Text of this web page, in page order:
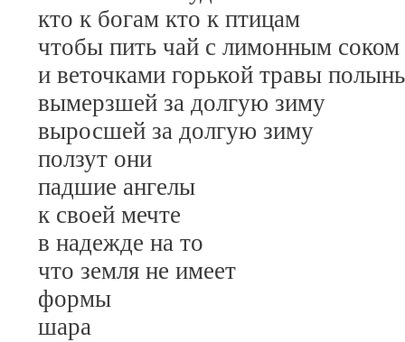
кто к богам кто к птицам
чтобы пить чай с лимонным соком
и веточками горькой травы полынь
вымерзшей за долгую зиму
выросшей за долгую зиму
ползут они
падшие ангелы
к своей мечте
в надежде на то
что земля не имеет
формы
шара